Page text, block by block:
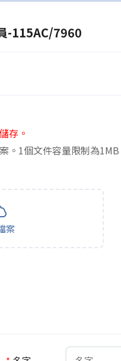
-115AC/7960
存。
。1個文件容量限制為1MB
案